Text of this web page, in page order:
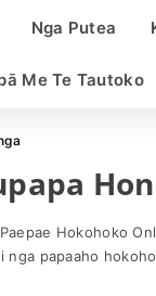
Nga Putea
Me Te Tautoko
Hokohoko
i nga papaaho